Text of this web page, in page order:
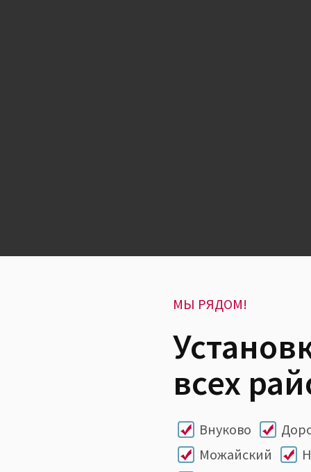
МЫ РЯДОМ!
всех
Внуково
Можайский